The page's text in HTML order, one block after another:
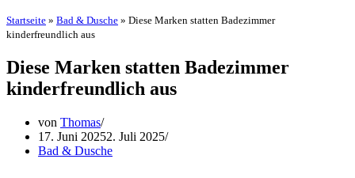
Startseite » Bad & Dusche » Diese Marken statten Badezimmer
kinderfreundlich aus
Diese Marken statten Badezimmer
kinderfreundlich aus
von Thomas
17. Juni 20252. Juli 2025
Bad & Dusche